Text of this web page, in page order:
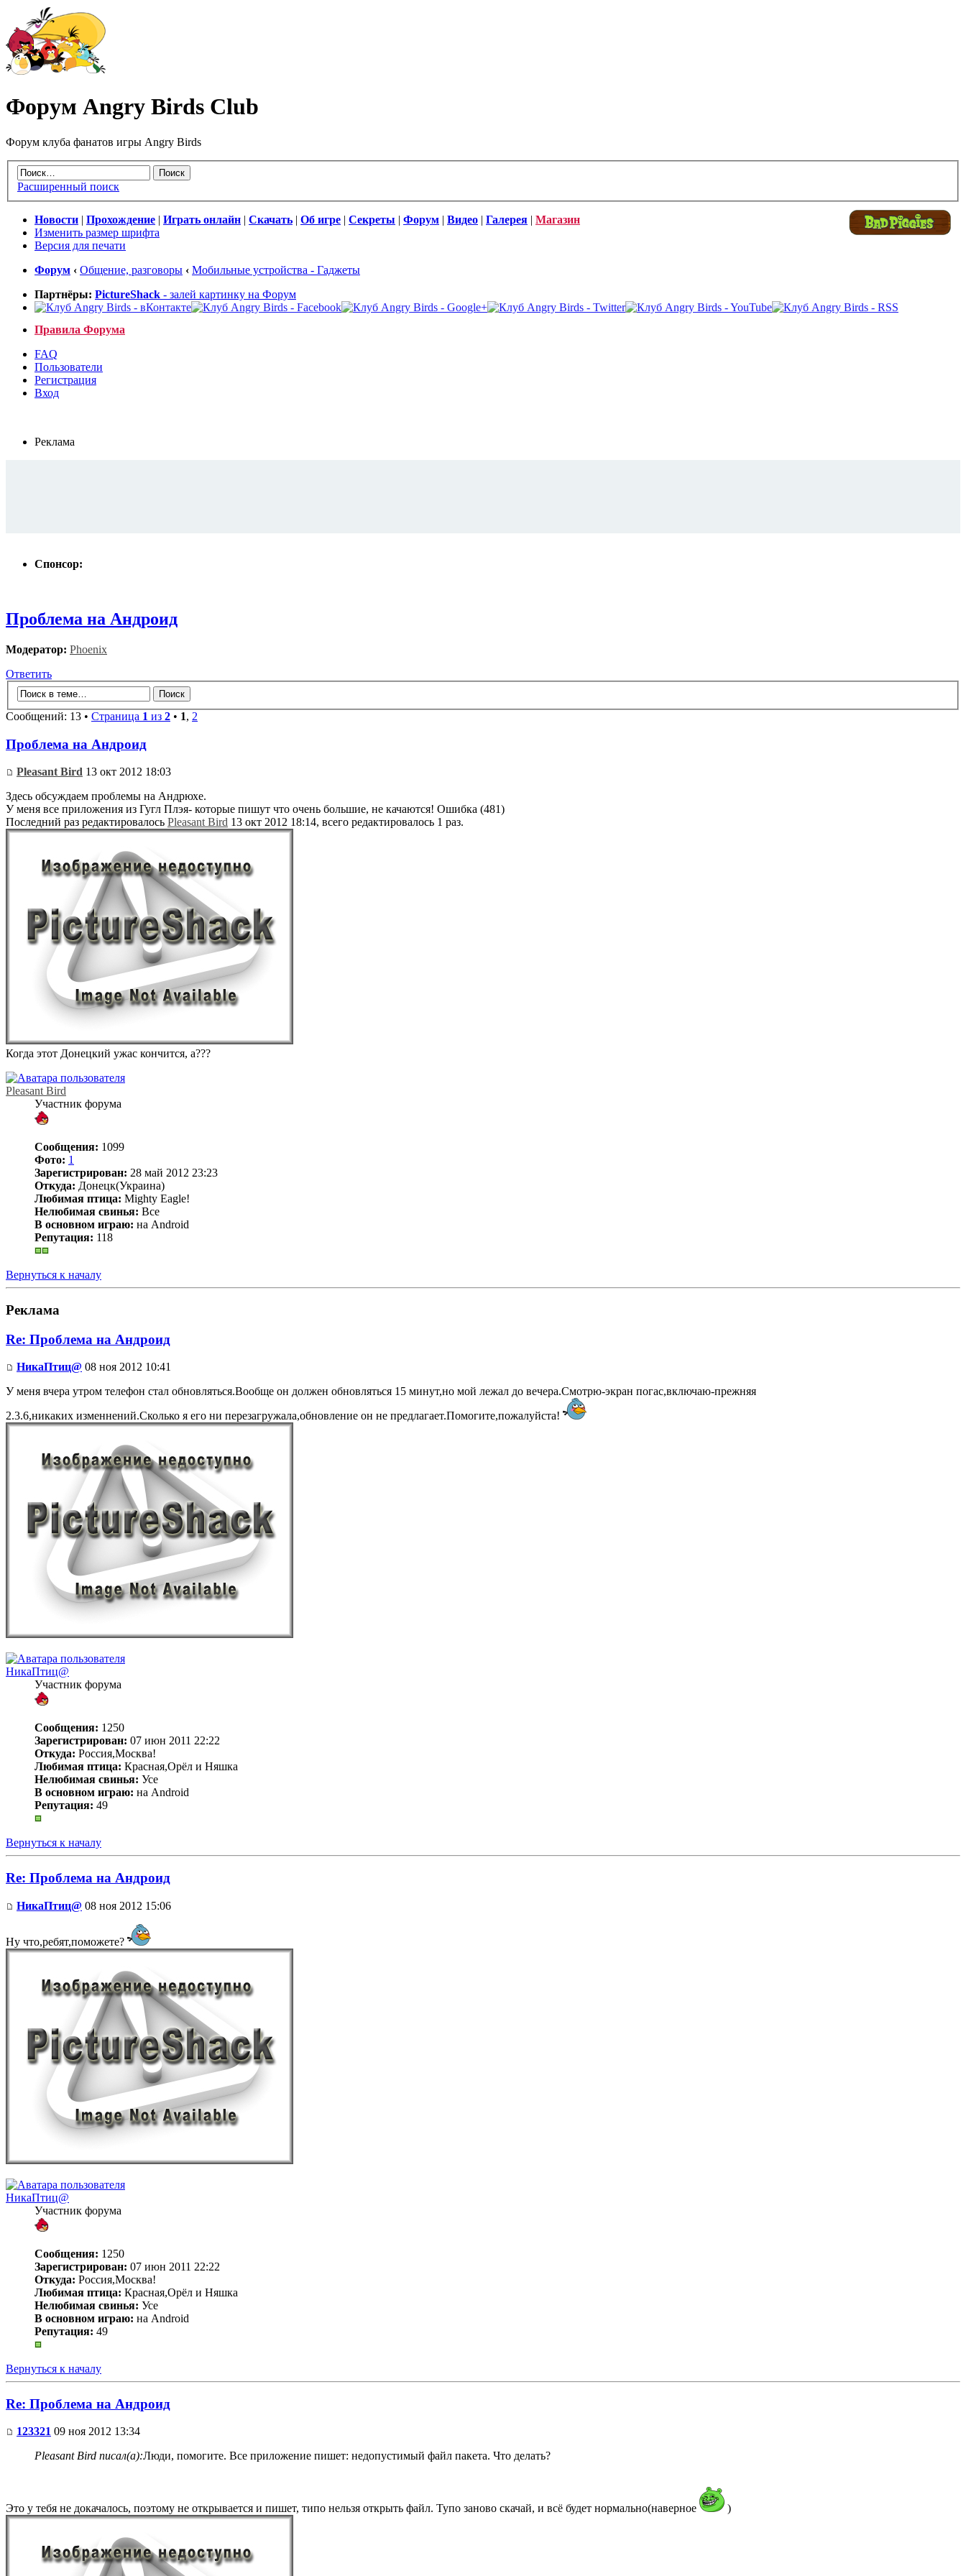
Форум Angry Birds Club
Форум клуба фанатов игры Angry Birds
Расширенный поиск
Новости Прохождение Играть онлайн Скачать Об игре Секреты Форум Видео Галерея
Магазин
Изменить размер шрифта
Версия для печати
Форум ‹ Общение, разговоры ‹ Мобильные устройства - Гаджеты
Партнёры: PictureShack - залей картинку на Форум
Правила Форума
FAQ
Пользователи
Регистрация
Вход
Реклама
Спонсор:
Проблема на Андроид
Модератор: Phoenix
Ответить
Сообщений: 13 • Страница 1 из 2 • 1, 2
Проблема на Андроид
Pleasant Bird 13 окт 2012 18:03
Здесь обсуждаем проблемы на Андрюхе.
У меня все приложения из Гугл Плэя- которые пишут что очень большие, не качаются! Ошибка (481)
Последний раз редактировалось Pleasant Bird 13 окт 2012 18:14, всего редактировалось 1 раз.
Когда этот Донецкий ужас кончится, а???
Pleasant Bird
Участник форума
Сообщения: 1099
Фото: 1
Зарегистрирован: 28 май 2012 23:23
Откуда: Донецк(Украина)
Любимая птица: Mighty Eagle!
Нелюбимая свинья: Все
В основном играю: на Android
Репутация: 118
Вернуться к началу
Реклама
Re: Проблема на Андроид
НикаПтиц@ 08 ноя 2012 10:41
У меня вчера утром телефон стал обновляться.Вообще он должен обновляться 15 минут,но мой лежал до вечера.Смотрю-экран погас,включаю-прежняя
2.3.6,никаких изменнений.Сколько я его ни перезагружала,обновление он не предлагает.Помогите,пожалуйста!
НикаПтиц@
Участник форума
Сообщения: 1250
Зарегистрирован: 07 июн 2011 22:22
Откуда: Россия,Москва!
Любимая птица: Красная,Орёл и Няшка
Нелюбимая свинья: Усе
В основном играю: на Android
Репутация: 49
Вернуться к началу
Re: Проблема на Андроид
НикаПтиц@ 08 ноя 2012 15:06
Ну что,ребят,поможете?
НикаПтиц@
Участник форума
Сообщения: 1250
Зарегистрирован: 07 июн 2011 22:22
Откуда: Россия,Москва!
Любимая птица: Красная,Орёл и Няшка
Нелюбимая свинья: Усе
В основном играю: на Android
Репутация: 49
Вернуться к началу
Re: Проблема на Андроид
123321 09 ноя 2012 13:34
Pleasant Bird писал(а):Люди, помогите. Все приложение пишет: недопустимый файл пакета. Что делать?
Это у тебя не докачалось, поэтому не открывается и пишет, типо нельзя открыть файл. Тупо заново скачай, и всё будет нормально(наверное )